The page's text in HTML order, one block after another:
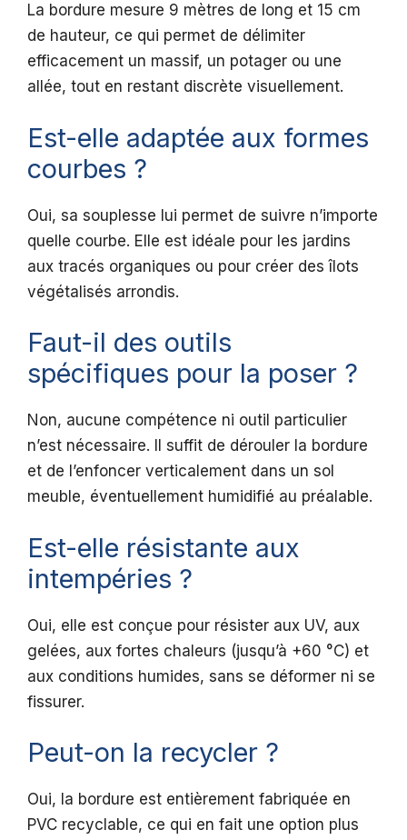
La bordure mesure 9 mètres de long et 15 cm
de hauteur, ce qui permet de délimiter
efficacement un massif, un potager ou une
allée, tout en restant discrète visuellement.
Est-elle adaptée aux formes
courbes ?
Oui, sa souplesse lui permet de suivre n’importe
quelle courbe. Elle est idéale pour les jardins
aux tracés organiques ou pour créer des îlots
végétalisés arrondis.
Faut-il des outils
spécifiques pour la poser ?
Non, aucune compétence ni outil particulier
n’est nécessaire. Il suffit de dérouler la bordure
et de l’enfoncer verticalement dans un sol
meuble, éventuellement humidifié au préalable.
Est-elle résistante aux
intempéries ?
Oui, elle est conçue pour résister aux UV, aux
gelées, aux fortes chaleurs (jusqu’à +60 °C) et
aux conditions humides, sans se déformer ni se
fissurer.
Peut-on la recycler ?
Oui, la bordure est entièrement fabriquée en
PVC recyclable, ce qui en fait une option plus